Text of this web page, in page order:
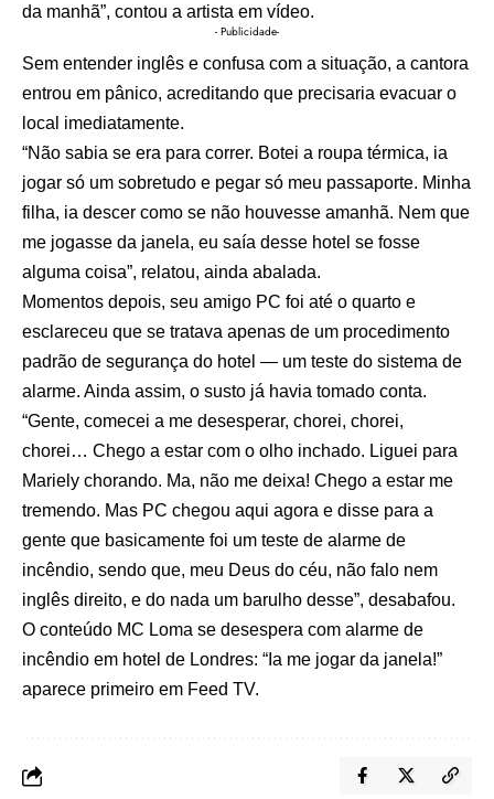
da manhã”, contou a artista em vídeo.
- Publicidade-
Sem entender inglês e confusa com a situação, a cantora
entrou em pânico, acreditando que precisaria evacuar o
local imediatamente.
“Não sabia se era para correr. Botei a roupa térmica, ia
jogar só um sobretudo e pegar só meu passaporte. Minha
filha, ia descer como se não houvesse amanhã. Nem que
me jogasse da janela, eu saía desse hotel se fosse
alguma coisa”, relatou, ainda abalada.
Momentos depois, seu amigo PC foi até o quarto e
esclareceu que se tratava apenas de um procedimento
padrão de segurança do hotel — um teste do sistema de
alarme. Ainda assim, o susto já havia tomado conta.
“Gente, comecei a me desesperar, chorei, chorei,
chorei… Chego a estar com o olho inchado. Liguei para
Mariely chorando. Ma, não me deixa! Chego a estar me
tremendo. Mas PC chegou aqui agora e disse para a
gente que basicamente foi um teste de alarme de
incêndio, sendo que, meu Deus do céu, não falo nem
inglês direito, e do nada um barulho desse”, desabafou.
O conteúdo MC Loma se desespera com alarme de
incêndio em hotel de Londres: “Ia me jogar da janela!”
aparece primeiro em Feed TV.